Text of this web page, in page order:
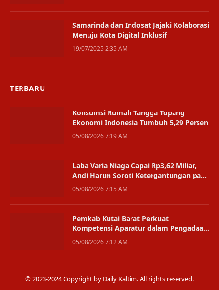
Samarinda dan Indosat Jajaki Kolaborasi
Menuju Kota Digital Inklusif
19/07/2025 2:35 AM
TERBARU
Konsumsi Rumah Tangga Topang
Ekonomi Indonesia Tumbuh 5,29 Persen
05/08/2026 7:19 AM
Laba Varia Niaga Capai Rp3,62 Miliar,
Andi Harun Soroti Ketergantungan pada
Satu Bisnis
05/08/2026 7:15 AM
Pemkab Kutai Barat Perkuat
Kompetensi Aparatur dalam Pengadaan
Digital
05/08/2026 7:12 AM
© 2023-2024 Copyright by Daily Kaltim. All rights reserved.